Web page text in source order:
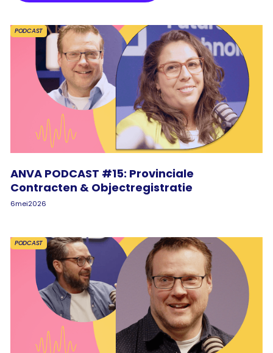
PODCAST
ANVA PODCAST #15: Provinciale
Contracten & Objectregistratie
6mei2026
PODCAST